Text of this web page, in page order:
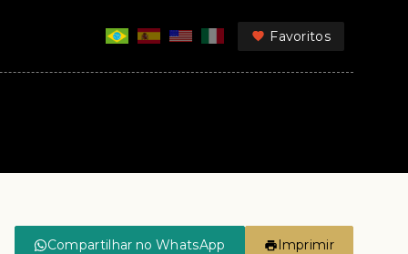
Favoritos
Compartilhar no WhatsApp Imprimir